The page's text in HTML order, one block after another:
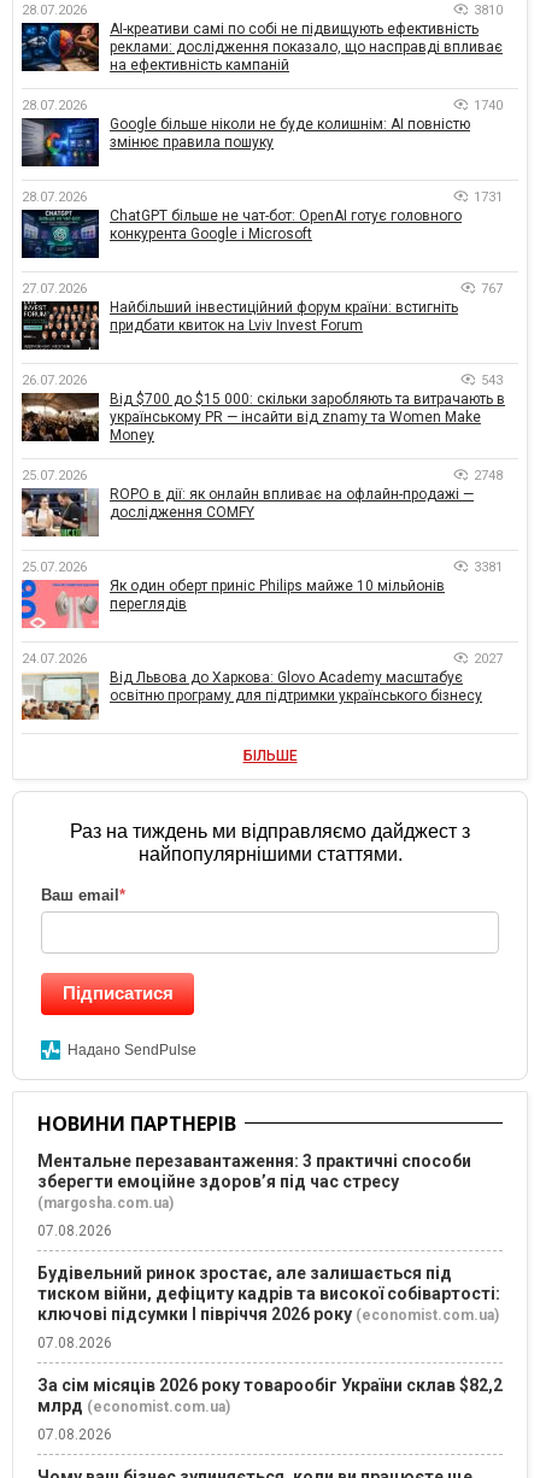
28.07.2026 3810
AI-креативи самі по собі не підвищують ефективність
реклами: дослідження показало, що насправді впливає
на ефективність кампаній
28.07.2026 1740
Google більше ніколи не буде колишнім: AI повністю
змінює правила пошуку
28.07.2026 1731
ChatGPT більше не чат-бот: OpenAI готує головного
конкурента Google і Microsoft
27.07.2026 767
Найбільший інвестиційний форум країни: встигніть
придбати квиток на Lviv Invest Forum
26.07.2026 543
Від $700 до $15 000: скільки заробляють та витрачають в
українському PR — інсайти від znamy та Women Make
Money
25.07.2026 2748
ROPO в дії: як онлайн впливає на офлайн-продажі —
дослідження COMFY
25.07.2026 3381
Як один оберт приніс Philips майже 10 мільйонів
переглядів
24.07.2026 2027
Від Львова до Харкова: Glovo Academy масштабує
освітню програму для підтримки українського бізнесу
БІЛЬШЕ
Раз на тиждень ми відправляємо дайджест з
найпопулярнішими статтями.
Ваш email *
Підписатися
Надано SendPulse
НОВИНИ ПАРТНЕРІВ
Ментальне перезавантаження: 3 практичні способи
зберегти емоційне здоров’я під час стресу
(margosha.com.ua)
07.08.2026
Будівельний ринок зростає, але залишається під
тиском війни, дефіциту кадрів та високої собівартості:
ключові підсумки І півріччя 2026 року (economist.com.ua)
07.08.2026
За сім місяців 2026 року товарообіг України склав $82,2
млрд (economist.com.ua)
07.08.2026